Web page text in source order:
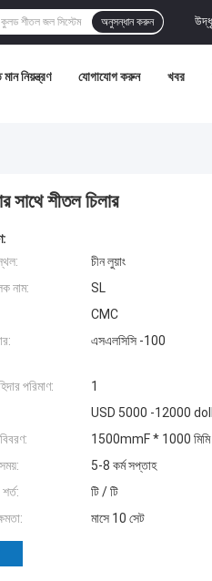
অনুসন্ধান করুন
নিয়ন্ত্রণ যোগাযোগ করুন খবর
শীতল চিলার
চীন লুয়াং
নাম:
SL
CMC
এসএলসিসি -100
পরিমাণ:
1
USD 5000 -12000
1500mmF * 1000 মিমি *
5-8 কর্ম সপ্তাহ
টি / টি
মাসে 10 সেট